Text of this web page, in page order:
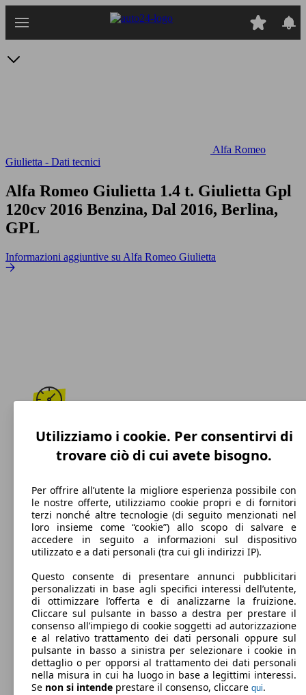
Alfa Romeo
Giulietta - Dati tecnici
Alfa Romeo Giulietta 1.4 t. Giulietta Gpl
120cv 2016 Benzina, Dal 2016, Berlina,
GPL
Informazioni aggiuntive su Alfa Romeo Giulietta
195 km/h
Velocità massima
GPL
Carburante
133 g/km
Emissioni di CO2 (combinato)*
Utilizziamo i cookie. Per consentirvi di
trovare ciò di cui avete bisogno.
Per offrire all’utente la migliore esperienza possibile con
le nostre offerte, utilizziamo cookie propri e di fornitori
terzi nonché altre tecnologie (di seguito menzionati nel
loro insieme come “cookie”) allo scopo di salvare e
accedere in seguito a informazioni sul dispositivo
utilizzato e a dati personali (tra cui gli indirizzi IP).
Questo consente di presentare annunci pubblicitari
personalizzati in base agli specifici interessi dell’utente,
di ottimizzare l’offerta e di analizzarne la fruizione.
Cliccare sul pulsante in basso a destra per prestare il
consenso all’impiego di cookie soggetti ad autorizzazione
e al relativo trattamento dei dati personali oppure sul
pulsante in basso a sinistra per selezionare i cookie in
dettaglio o per opporsi al trattamento dei dati personali
nella misura in cui ha luogo in base a legittimi interessi.
Se non si intende prestare il consenso, cliccare qui.